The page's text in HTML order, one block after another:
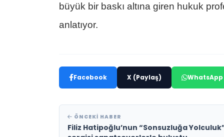
büyük bir baskı altına giren hukuk
anlatıyor.
Facebook X (Paylaş) WhatsApp
ÖNCEKI HABER
Filiz Hatipoğlu’nun “Sonsuzluğa